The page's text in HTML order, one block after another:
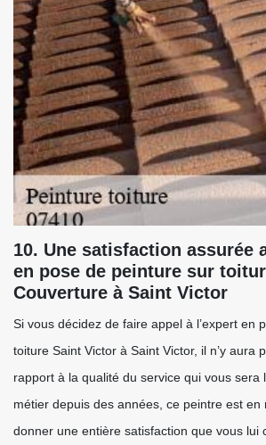
10. Une satisfaction assurée
en pose de peinture sur
Couverture à Saint Victor
Si vous décidez de faire appel à l’expert en
toiture Saint Victor à Saint Victor, il n’y aura
rapport à la qualité du service qui vous sera
métier depuis des années, ce peintre est en
donner une entière satisfaction que vous lui